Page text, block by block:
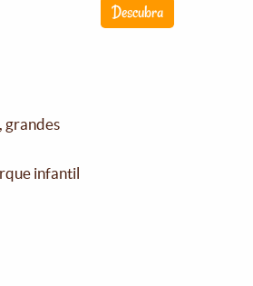
Descubra
grandes
infantil